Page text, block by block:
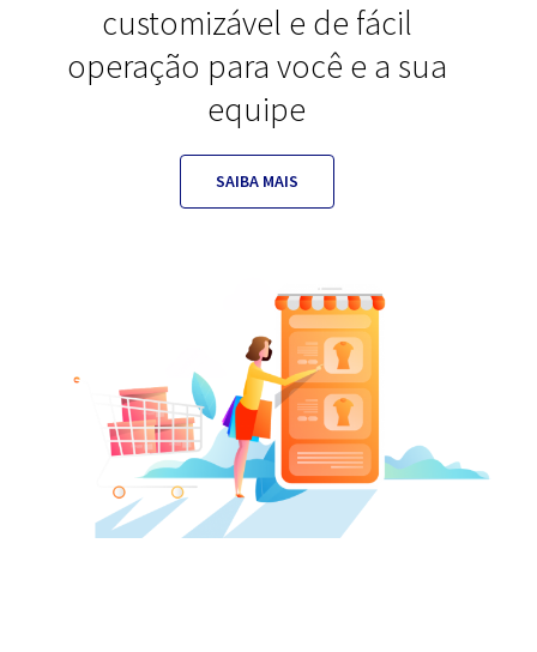
customizável e de fácil
operação para você e a sua
equipe
SAIBA MAIS